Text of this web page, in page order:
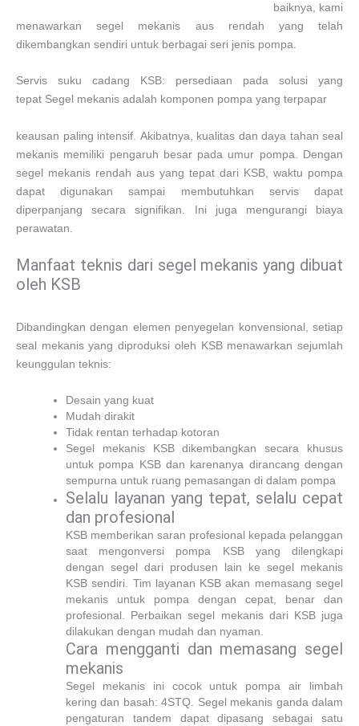
baiknya, kami
menawarkan segel mekanis aus rendah yang telah
dikembangkan sendiri untuk berbagai seri jenis pompa.
Servis suku cadang KSB: persediaan pada solusi yang
tepat Segel mekanis adalah komponen pompa yang terpapar
keausan paling intensif. Akibatnya, kualitas dan daya tahan seal
mekanis memiliki pengaruh besar pada umur pompa. Dengan
segel mekanis rendah aus yang tepat dari KSB, waktu pompa
dapat digunakan sampai membutuhkan servis dapat
diperpanjang secara signifikan. Ini juga mengurangi biaya
perawatan.
Manfaat teknis dari segel mekanis yang dibuat
oleh KSB
Dibandingkan dengan elemen penyegelan konvensional, setiap
seal mekanis yang diproduksi oleh KSB menawarkan sejumlah
keunggulan teknis:
Desain yang kuat
Mudah dirakit
Tidak rentan terhadap kotoran
Segel mekanis KSB dikembangkan secara khusus
untuk pompa KSB dan karenanya dirancang dengan
sempurna untuk ruang pemasangan di dalam pompa
Selalu layanan yang tepat, selalu cepat
dan profesional
KSB memberikan saran profesional kepada pelanggan
saat mengonversi pompa KSB yang dilengkapi
dengan segel dari produsen lain ke segel mekanis
KSB sendiri. Tim layanan KSB akan memasang segel
mekanis untuk pompa dengan cepat, benar dan
profesional. Perbaikan segel mekanis dari KSB juga
dilakukan dengan mudah dan nyaman.
Cara mengganti dan memasang segel
mekanis
Segel mekanis ini cocok untuk pompa air limbah
kering dan basah: 4STQ. Segel mekanis ganda dalam
pengaturan tandem dapat dipasang sebagai satu